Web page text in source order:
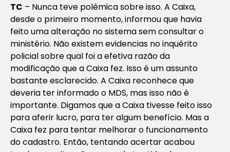
TC – Nunca teve polêmica sobre isso. A Caixa,
desde o primeiro momento, informou que havia
feito uma alteração no sistema sem consultar o
ministério. Não existem evidencias no inquérito
policial sobre qual foi a efetiva razão da
modificação que a Caixa fez. Isso é um assunto
bastante esclarecido. A Caixa reconhece que
deveria ter informado o MDS, mas isso não é
importante. Digamos que a Caixa tivesse feito isso
para aferir lucro, para ter algum benefício. Mas a
Caixa fez para tentar melhorar o funcionamento
do cadastro. Então, tentando acertar acabou